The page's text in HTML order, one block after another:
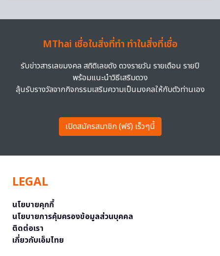
MThai เชื่อในสิ่งที่ทำ ทำในสิ่งที่เชื่อ
รับข่าวสารเลขมงคล สถิติเลขดัง ดวงรายวัน รายเดือน รายปี
พร้อมแนะนำวิธีเสริมดวง
ลุ้นรับรางวัลจากกิจกรรมเสริมความเป็นมงคลให้กับตัวท่านเอง
เปิดสมัครสมาชิก (ฟรี) เร็วๆนี้
LEGAL
นโยบายคุกกี้
นโยบายการคุ้มครองข้อมูลส่วนบุคคล
ติดต่อเรา
เกี่ยวกับเอ็มไทย